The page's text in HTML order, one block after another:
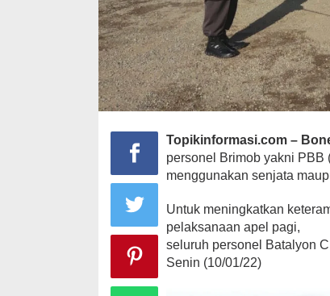
Topikinformasi.com –
personel Brimob yakni PBB
menggunakan senjata
Untuk meningkatkan
pelaksanaan apel pagi,
seluruh personel Batalyon
Senin (10/01/22)